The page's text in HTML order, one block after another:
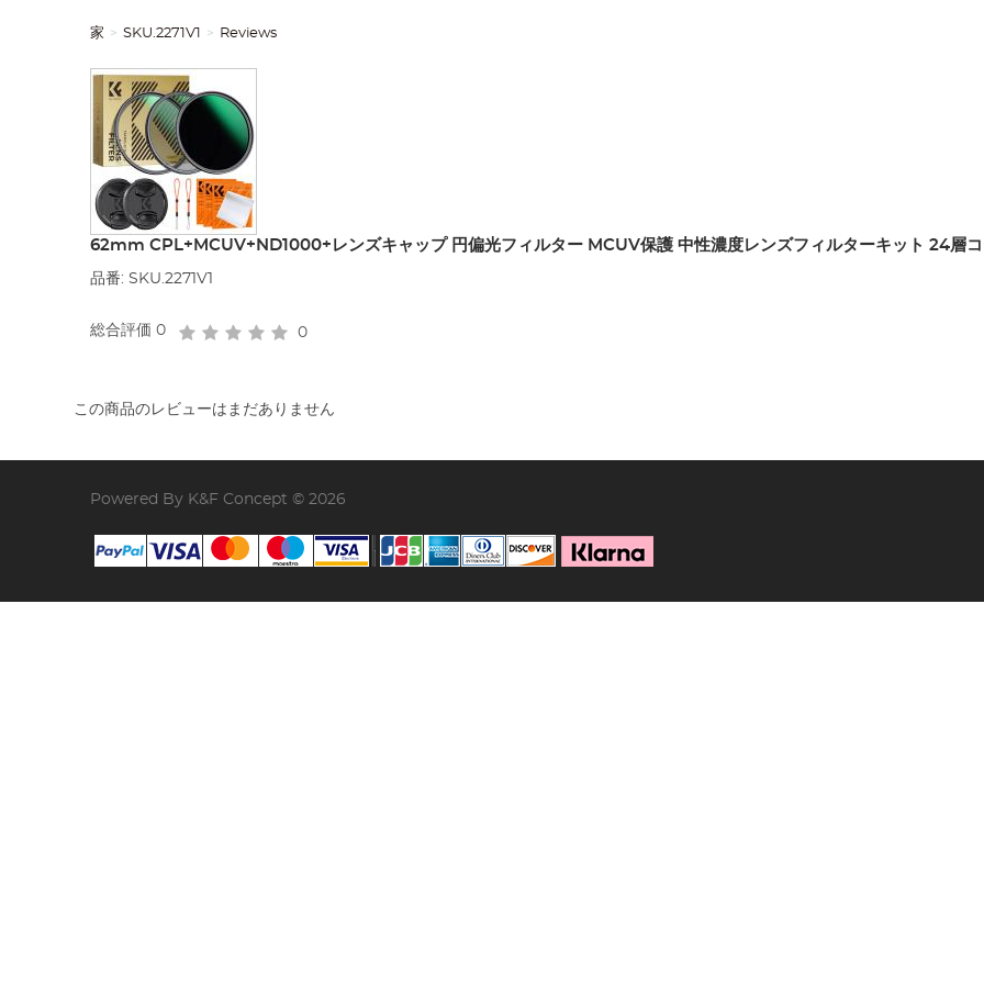
家 SKU.2271V1 Reviews
62mm CPL+MCUV+ND1000+レンズキャップ 円偏光フィルター MCUV保護 中性濃度レンズフィルターキット 24層
品番: SKU.2271V1
総合評価0 0
この商品のレビューはまだありません
Powered By K&F Concept © 2026